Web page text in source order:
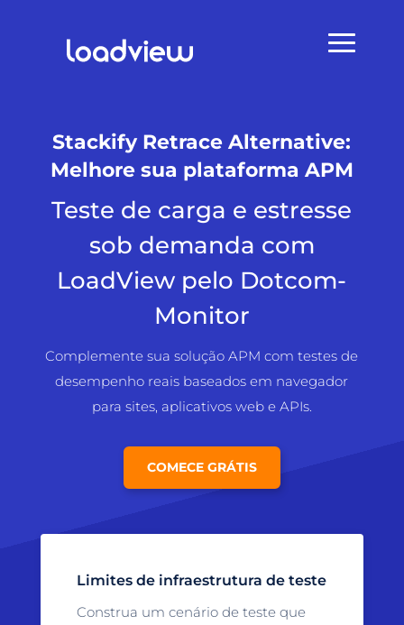
Stackify Retrace Alternative:
Melhore sua plataforma APM
Teste de carga e estresse
sob demanda com
LoadView pelo Dotcom-
Monitor
Complemente sua solução APM com testes de
desempenho reais baseados em navegador
para sites, aplicativos web e APIs.
COMECE GRÁTIS
Limites de infraestrutura de teste
Construa um cenário de teste que